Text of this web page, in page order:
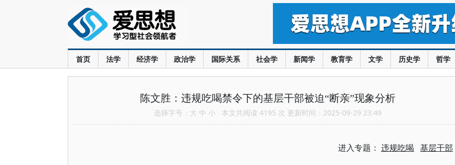
首页 法学 经济学 政治学 国际关系 社会学 新闻学 教育学 文学 历史学 哲学
陈文胜：违规吃喝禁令下的基层干部被迫“断亲”现象分析
选择字号： 大 中 小 本文共阅读 4195 次 更新时间：2025-09-29 23:49
进入专题： 违规吃喝 基层干部